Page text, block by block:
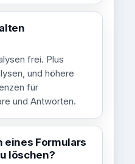
frei. Plus
und höhere
für
und Antworten.
eines Formulars
löschen?